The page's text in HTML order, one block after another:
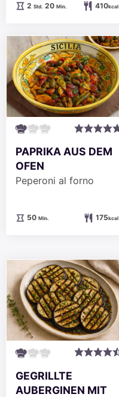
2Stunden
Std. 20Minuten
Min. 410kcal
PAPRIKA AUS DEM
OFEN
Peperoni al forno
50Minuten
Min. 175kcal
GEGRILLTE
AUBERGINEN MIT